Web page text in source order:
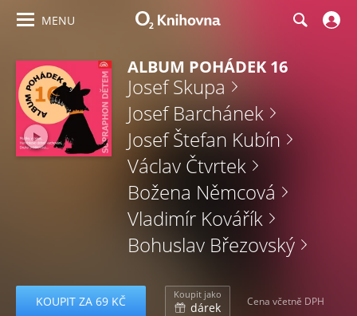
MENU
ALBUM POHÁDEK 16
Josef Skupa
Josef Barchánek
Josef Štefan Kubín
Václav Čtvrtek
Božena Němcová
Vladimír Kovářík
Bohuslav Březovský
KOUPIT ZA 69 KČ Koupit jako
dárek Cena včetně DPH